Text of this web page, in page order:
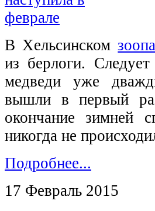
В Хельсинском
из берлоги.
медведи уже
вышли в первый
окончание зимней
никогда не
Подробнее...
17 Февраль 2015